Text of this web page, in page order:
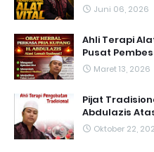
Juni 06, 2026
Ahli Terapi
Pusat
Maret 13, 2026
Pijat
Abdulazis
Oktober 22,